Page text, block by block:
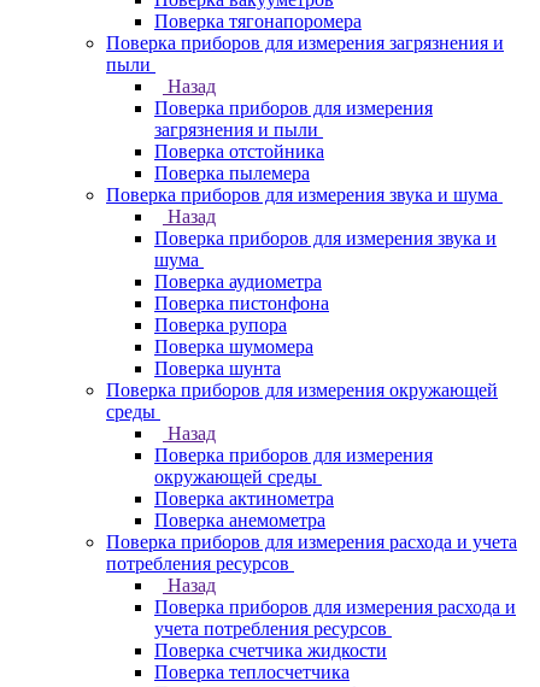
Поверка тягонапоромера
Поверка приборов для измерения загрязнения и
пыли
Назад
Поверка приборов для измерения
загрязнения и пыли
Поверка отстойника
Поверка пылемера
Поверка приборов для измерения звука и шума
Назад
Поверка приборов для измерения звука и
шума
Поверка аудиометра
Поверка пистонфона
Поверка рупора
Поверка шумомера
Поверка шунта
Поверка приборов для измерения окружающей
среды
Назад
Поверка приборов для измерения
окружающей среды
Поверка актинометра
Поверка анемометра
Поверка приборов для измерения расхода и учета
потребления ресурсов
Назад
Поверка приборов для измерения расхода и
учета потребления ресурсов
Поверка счетчика жидкости
Поверка теплосчетчика